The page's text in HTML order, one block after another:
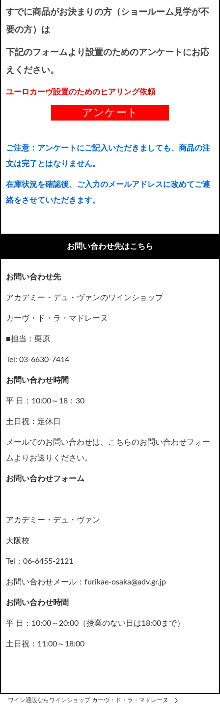
すでに商品がお決まりの方（ショールーム見学が不
要の方）は
下記のフォームより設置のためのアンケートにお応
えください。
ユーロカーヴ設置のためのヒアリング依頼
アンケート
ご注意：アンケートにご記入いただきましても、商品の注
文は完了とはなりません。
在庫状況を確認後、ご入力のメールアドレスに改めてご連
絡をさせていただきます。
お問い合わせ先はこちら
お問い合わせ先
アカデミー・デュ・ヴァンのワインショップ
カーヴ・ド・ラ・マドレーヌ
■担当：栗原
Tel: 03-6630-7414
お問い合わせ時間
平 日：10:00～18：30
土日祝：定休日
メールでのお問い合わせは、こちらのお問い合わせフォー
ムよりお送りください。
お問い合わせフォーム
アカデミー・デュ・ヴァン
大阪校
Tel：06-6455-2121
お問い合わせメール：furikae-osaka@adv.gr.jp
お問い合わせ時間
平 日：10:00～20:00（授業のない日は18:00まで）
土日祝：11:00～18:00
ワイン通販ならワインショップ カーヴ・ド・ラ・マドレーヌ